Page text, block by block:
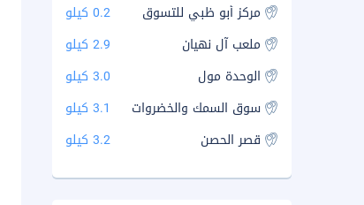
مركز أبو ظبي للتسوق
0.2 كيلو
ملعب آل نهيان
2.9 كيلو
الوحدة مول
3.0 كيلو
سوق السمك والخضروات
3.1 كيلو
قصر الحصن
3.2 كيلو